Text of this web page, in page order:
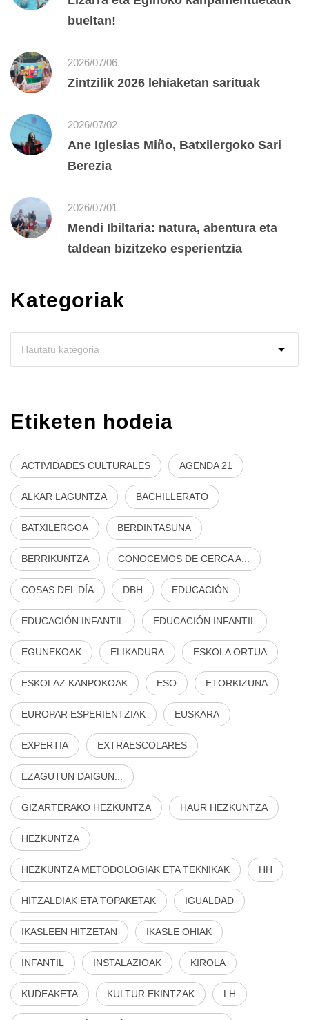
bueltan!
2026/07/06
Zintzilik 2026 lehiaketan sarituak
2026/07/02
Ane Iglesias Miño, Batxilergoko Sari
Berezia
2026/07/01
Mendi Ibiltaria: natura, abentura eta
taldean bizitzeko esperientzia
Kategoriak
Etiketen hodeia
ACTIVIDADES CULTURALES AGENDA 21
ALKAR LAGUNTZA BACHILLERATO
BATXILERGOA BERDINTASUNA
BERRIKUNTZA CONOCEMOS DE CERCA A...
COSAS DEL DÍA DBH EDUCACIÓN
EDUCACIÓN INFANTIL EDUCACIÓN INFANTIL
EGUNEKOAK ELIKADURA ESKOLA ORTUA
ESKOLAZ KANPOKOAK ESO ETORKIZUNA
EUROPAR ESPERIENTZIAK EUSKARA
EXPERTIA EXTRAESCOLARES
EZAGUTUN DAIGUN...
GIZARTERAKO HEZKUNTZA HAUR HEZKUNTZA
HEZKUNTZA
HEZKUNTZA METODOLOGIAK ETA TEKNIKAK HH
HITZALDIAK ETA TOPAKETAK IGUALDAD
IKASLEEN HITZETAN IKASLE OHIAK
INFANTIL INSTALAZIOAK KIROLA
KUDEAKETA KULTUR EKINTZAK LH